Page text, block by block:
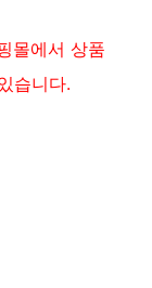
몰에서 상품
습니다.